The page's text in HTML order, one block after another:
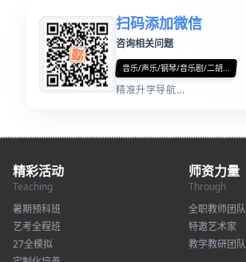
扫码添加微信
咨询相关问题
音乐/声乐/钢琴/音乐剧/二胡...
精准升学导航...
精彩活动
Teaching
暑期预科班
艺考全程班
27全模拟
师资力量
Through
全职教师团队
特邀艺术家
教学教研团队